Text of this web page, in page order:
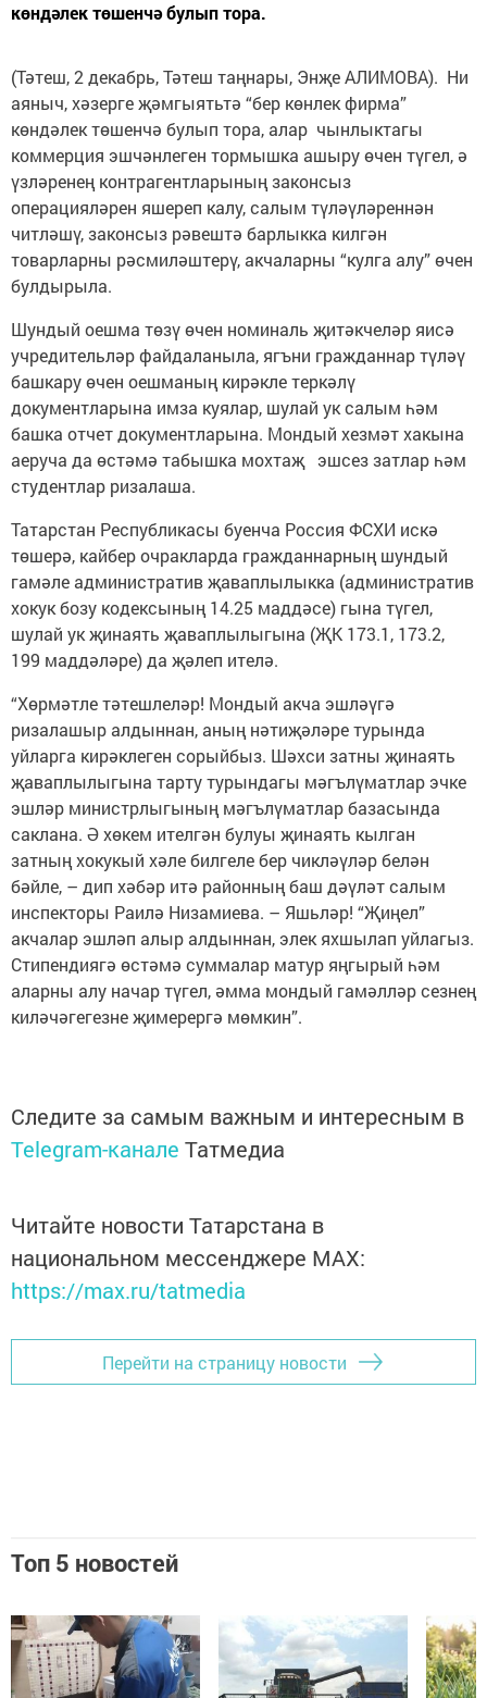
көндәлек төшенчә булып тора.
(Тәтеш, 2 декабрь, Тәтеш таңнары, Энҗе АЛИМОВА). Ни
аяныч, хәзерге җәмгыятьтә “бер көнлек фирма”
көндәлек төшенчә булып тора, алар чынлык­тагы
коммерция эшчәнлеген тормышка ашыру өчен түгел, ә
үзләренең контрагентларының законсыз
операцияләрен яшереп калу, салым түләүләреннән
читләшү, законсыз рәвештә барлыкка килгән
товарларны рәсмиләштерү, акчаларны “кулга алу” өчен
булдырыла.
Шундый оешма төзү өчен номиналь җитәкчеләр яисә
учредительләр файдаланыла, ягъни гражданнар түләү
башкару өчен оешманың кирәкле теркәлү
документларына имза куялар, шулай ук салым һәм
башка отчет документларына. Мондый хезмәт хакына
аеруча да өстәмә табышка мохтаҗ эшсез затлар һәм
студентлар ризалаша.
Татарстан Республикасы буенча Россия ФСХИ искә
төшерә, кайбер очракларда гражданнарның шундый
гамәле административ җаваплылыкка (административ
хокук бозу кодексының 14.25 маддәсе) гына түгел,
шулай ук җинаять җаваплылыгына (ҖК 173.1, 173.2,
199 маддәләре) да җәлеп ителә.
“Хөрмәтле тәтешлеләр! Мондый акча эшләүгә
ризалашыр алдыннан, аның нәтиҗәләре турында
уйларга кирәклеген сорыйбыз. Шәхси затны җинаять
җаваплылыгына тарту турындагы мәгъ­лүматлар эчке
эшләр министрлыгының мәгъ­лүматлар базасында
саклана. Ә хөкем ителгән булуы җинаять кылган
затның хоку­кый хәле билгеле бер чикләүләр белән
бәйле, – дип хәбәр итә районның баш дәүләт салым
инс­пекторы Раилә Низамиева. – Яшьләр! “Җиңел”
акчалар эшләп алыр алдыннан, элек яхшылап уйлагыз.
Стипендия­гә өстәмә суммалар матур яңгырый һәм
аларны алу начар түгел, әмма мондый гамәлләр сезнең
киләчәгегезне җимерергә мөмкин”.
Следите за самым важным и интересным в
Telegram-канале Татмедиа
Читайте новости Татарстана в
национальном мессенджере MАХ:
https://max.ru/tatmedia
Перейти на страницу новости
Топ 5 новостей